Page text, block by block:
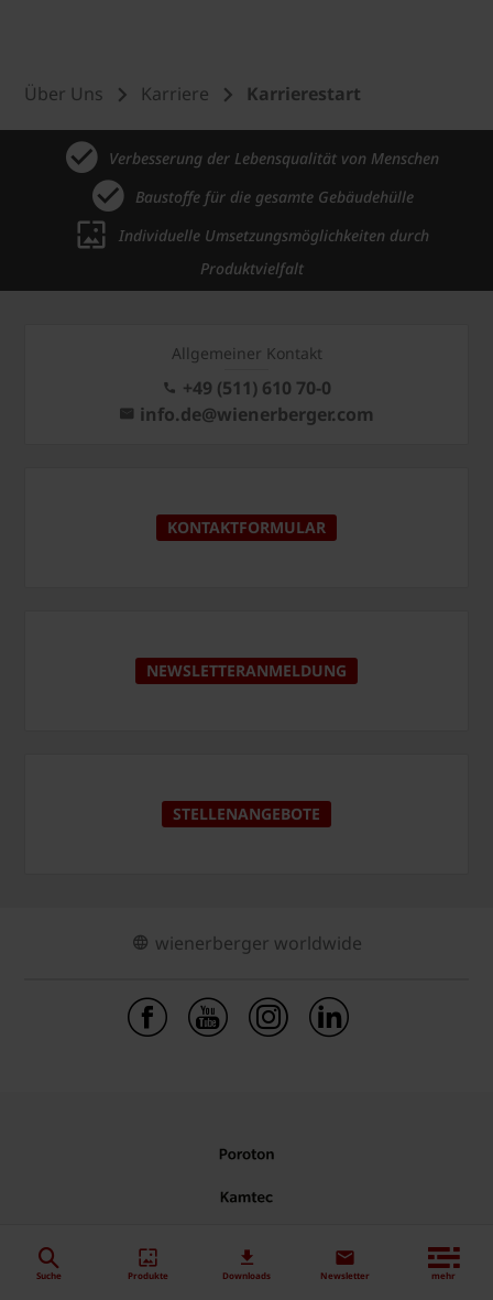
Suche Produkte Downloads Newsletter mehr
Über Uns Karriere Karrierestart
Verbesserung der Lebensqualität von Menschen
Baustoffe für die gesamte Gebäudehülle
Individuelle Umsetzungsmöglichkeiten durch
Produktvielfalt
Allgemeiner Kontakt
+49 (511) 610 70-0
info.de@wienerberger.com
KONTAKTFORMULAR
NEWSLETTERANMELDUNG
STELLENANGEBOTE
wienerberger worldwide